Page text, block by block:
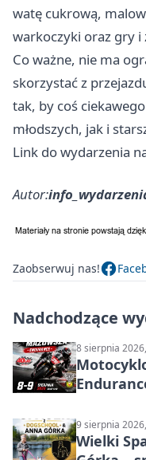
watę cukrową,
warkoczyki oraz gry i
Co ważne, nie ma
skorzystać z
tak, by coś
młodszych, jak i
Link do wydarzenia
Autor:
Zaobserwuj nas!
Nadchodzące
8 sierpnia
9 sierpnia
Wielki